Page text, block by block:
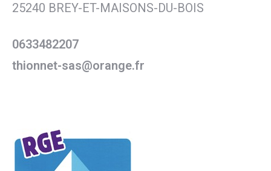
25240 BREY-ET-MAISONS-DU-BOIS
0633482207
thionnet-sas@orange.fr